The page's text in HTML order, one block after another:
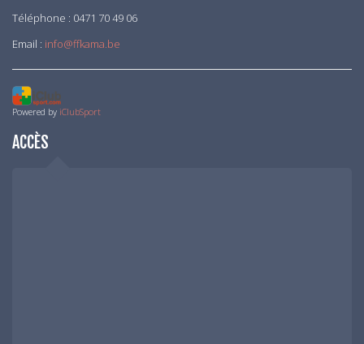
Téléphone : 0471 70 49 06
Email : info@ffkama.be
Powered by iClubSport
ACCÈS